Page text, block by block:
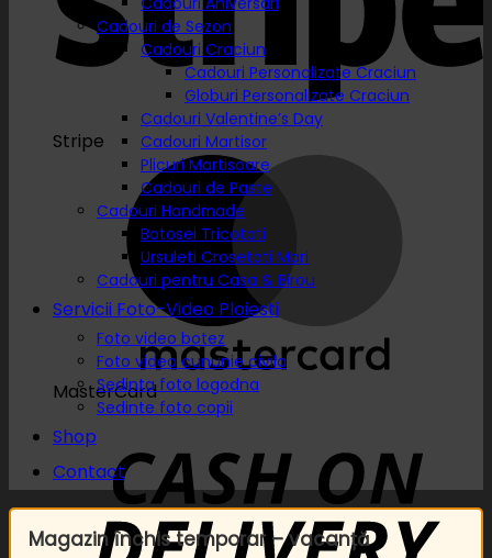
Stripe
MasterCard
Cadouri de Sezon
Cadouri Craciun
Cadouri Personalizate Craciun
Globuri Personalizate Craciun
Cadouri Valentine’s Day
Cadouri Martisor
Plicuri Martisoare
Cadouri de Paste
Cadouri Handmade
Botosei Tricotati
Ursuleti Crosetati Mari
Cadouri pentru Casa & Birou
Servicii Foto-Video Ploiesti
Foto video botez
Foto video cununie civila
Sedinta foto logodna
Sedinte foto copii
Shop
Contact
Magazin închis temporar – vacanță